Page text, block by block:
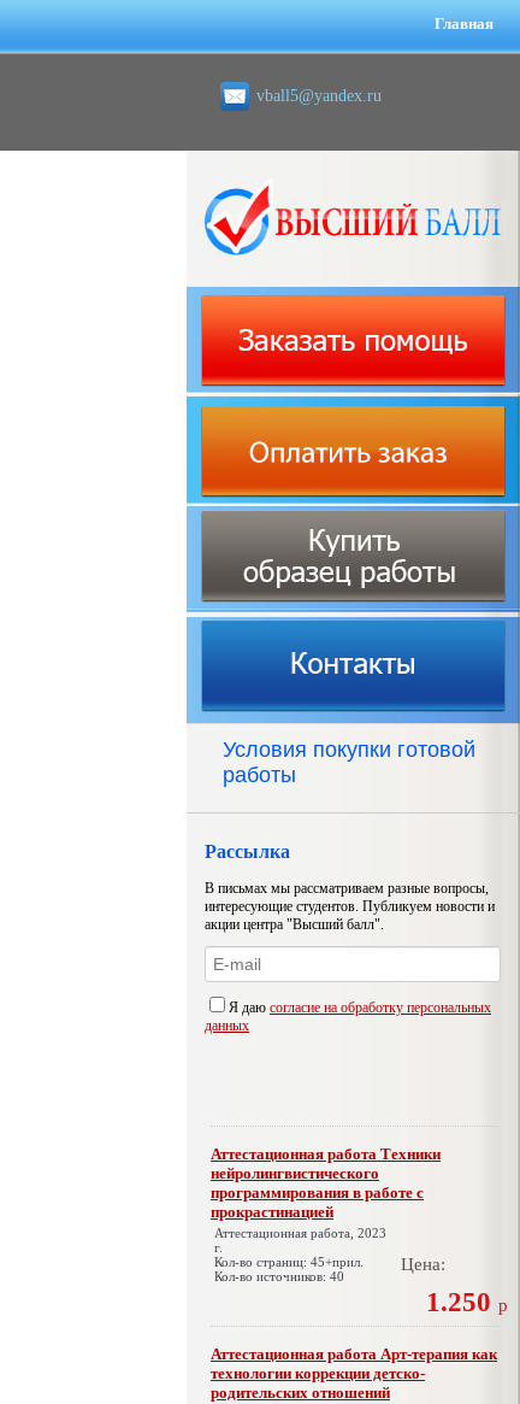
Главная
vball5@yandex.ru
Условия покупки готовой
работы
Рассылка
В письмах мы рассматриваем разные вопросы,
интересующие студентов. Публикуем новости и
акции центра "Высший балл".
Я даю согласие на обработку персональных
данных
Аттестационная работа Техники
нейролингвистического
программирования в работе с
прокрастинацией
Аттестационная работа, 2023
г.
Кол-во страниц: 45+прил.
Кол-во источников: 40
Цена:
1.250 р
Аттестационная работа Арт-терапия как
технологии коррекции детско-
родительских отношений